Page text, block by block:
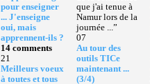
pour enseigner
... J'enseigne
oui, mais
apprennent-ils ?
14 comments
21
Meilleurs voeux
à toutes et tous
que j'ai tenue à
Namur lors de la
journée ...”
07
Au tour des
outils TICe
maintenant ...
(3/4)